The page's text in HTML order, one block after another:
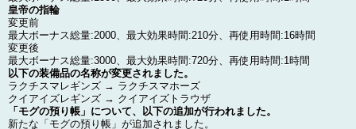
皇帝の指輪
変更前
最大ボーナス総量:2000、最大効果時間:210分、再使用時間:16時間
変更後
最大ボーナス総量:3000、最大効果時間:720分、再使用時間:1時間
以下の装備品の名称が変更されました。
ラクチスマレギンズ → ラクチスマホーズ
クイアイズレギンズ → クイアイズトラウザ
「モグの預り帳」について、以下の追加が行われました。
新たな「モグの預り帳」が追加されました。